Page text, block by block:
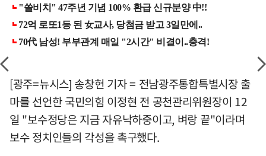
[광주=뉴시스] 송창헌 기자 = 전남광주통합특별시장 출
마를 선언한 국민의힘 이정현 전 공천관리위원장이 12
일 "보수정당은 지금 자유낙하중이고, 벼랑 끝"이라며
보수 정치인들의 각성을 촉구했다.